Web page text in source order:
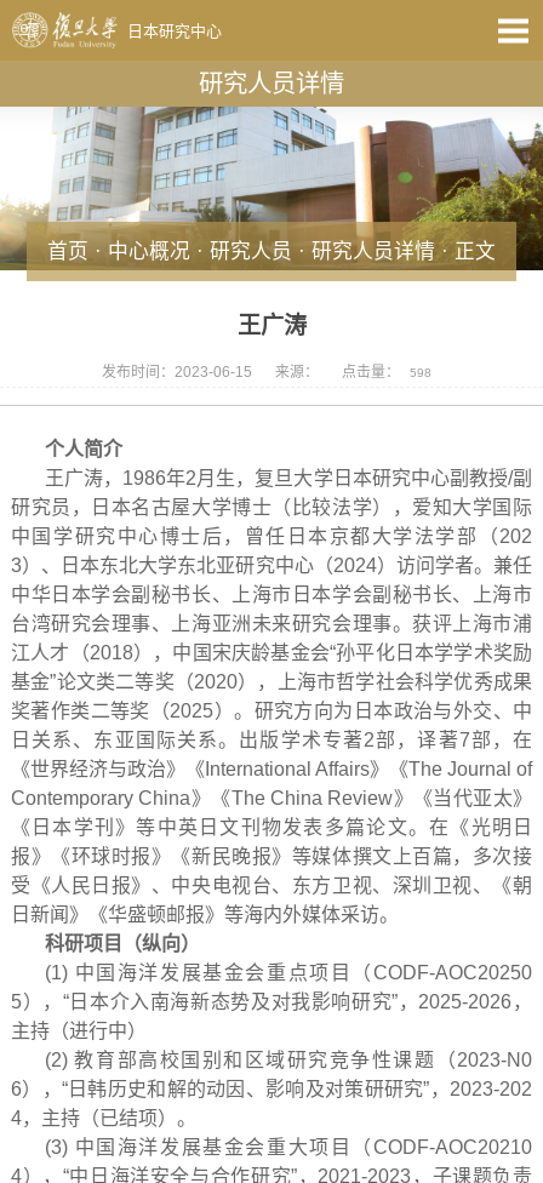
日本研究中心
研究人员详情
首页 · 中心概况· 研究人员 · 研究人员详情· 正文
王广涛
发布时间：2023-06-15 来源： 点击量： 598
个人简介
王广涛，1986年2月生，复旦大学日本研究中心副教授/副
研究员，日本名古屋大学博士（比较法学），爱知大学国际
中国学研究中心博士后，曾任日本京都大学法学部（202
3）、日本东北大学东北亚研究中心（2024）访问学者。兼任
中华日本学会副秘书长、上海市日本学会副秘书长、上海市
台湾研究会理事、上海亚洲未来研究会理事。获评上海市浦
江人才（2018），中国宋庆龄基金会“孙平化日本学学术奖励
基金”论文类二等奖（2020），上海市哲学社会科学优秀成果
奖著作类二等奖（2025）。研究方向为日本政治与外交、中
日关系、东亚国际关系。出版学术专著2部，译著7部，在
《世界经济与政治》《International Affairs》《The Journal of
Contemporary China》《The China Review》《当代亚太》
《日本学刊》等中英日文刊物发表多篇论文。在《光明日
报》《环球时报》《新民晚报》等媒体撰文上百篇，多次接
受《人民日报》、中央电视台、东方卫视、深圳卫视、《朝
日新闻》《华盛顿邮报》等海内外媒体采访。
科研项目（纵向）
(1) 中国海洋发展基金会重点项目（CODF-AOC20250
5），“日本介入南海新态势及对我影响研究”，2025-2026，
主持（进行中）
(2) 教育部高校国别和区域研究竞争性课题（2023-N0
6），“日韩历史和解的动因、影响及对策研研究”，2023-202
4，主持（已结项）。
(3) 中国海洋发展基金会重大项目（CODF-AOC20210
4），“中日海洋安全与合作研究”，2021-2023，子课题负责